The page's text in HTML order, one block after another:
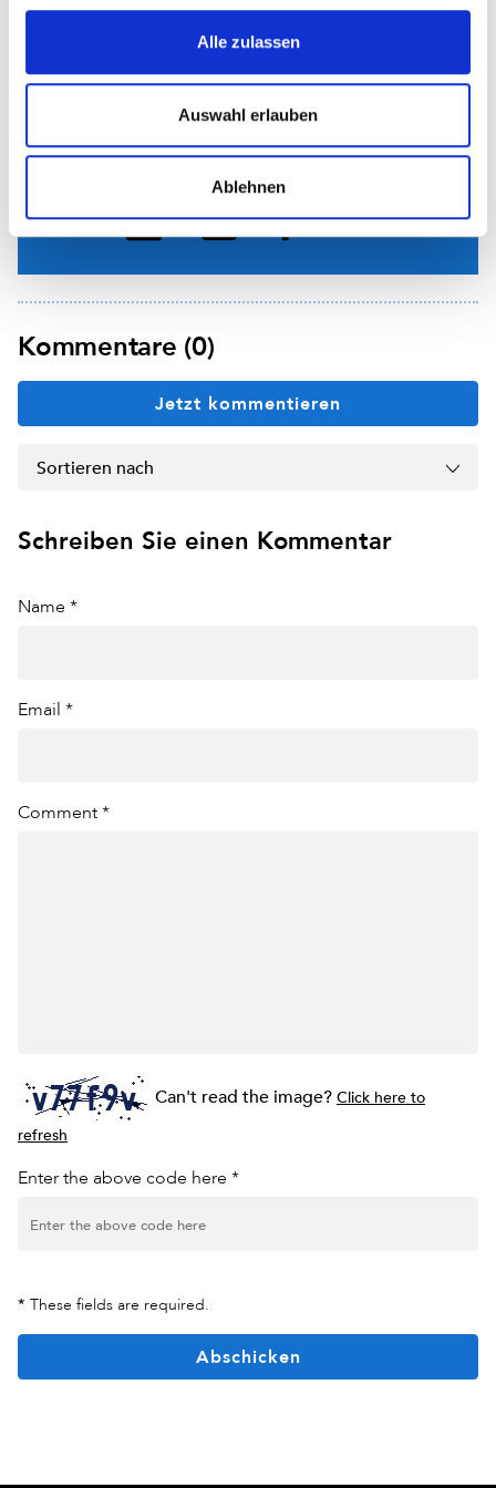
Alle zulassen
Auswahl erlauben
Ablehnen
03/30/2023Bücher, Noten, Tonträger, Film und mehr
Interessantes Thema?
Teilen Sie diesen Artikel mit Kolleginnen und Kollegen:
Kommentare (0)
Jetzt kommentieren
Sortieren nach
Schreiben Sie einen Kommentar
Name *
Email *
Comment *
Can't read the image?Click here to
refresh
Enter the above code here *
* These fields are required.
Abschicken